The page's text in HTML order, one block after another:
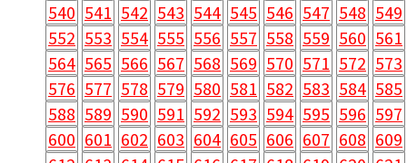
540 541 542 543 544 545 546 547 548 549
552 553 554 555 556 557 558 559 560 561
564 565 566 567 568 569 570 571 572 573
576 577 578 579 580 581 582 583 584 585
588 589 590 591 592 593 594 595 596 597
600 601 602 603 604 605 606 607 608 609